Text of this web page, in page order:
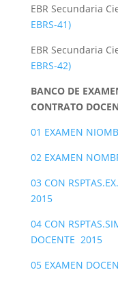
EBR Secundaria
EBRS-41)
EBR Secundaria
EBRS-42)
BANCO DE
CONTRATO
01 EXAMEN
02 EXAMEN
03 CON
2015
04 CON
DOCENTE 2015
05 EXAMEN